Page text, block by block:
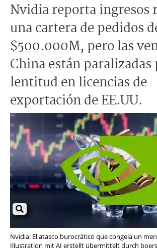
Nvidia reporta ingresos
una cartera de pedidos
$500.000M, pero las
China están paralizadas
lentitud en licencias de
exportación de EE.UU.
Nvidia: El atasco burocrático que congela un
Illustration mit AI erstellt übermittelt durch